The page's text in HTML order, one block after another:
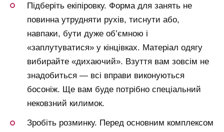
Підберіть екіпіровку. Форма для занять не
повинна утрудняти рухів, тиснути або,
навпаки, бути дуже об’ємною і
«заплутуватися» у кінцівках. Матеріал одягу
вибирайте «дихаючий». Взуття вам зовсім не
знадобиться — всі вправи виконуються
босоніж. Ще вам буде потрібно спеціальний
нековзний килимок.
Зробіть розминку. Перед основним комплексом